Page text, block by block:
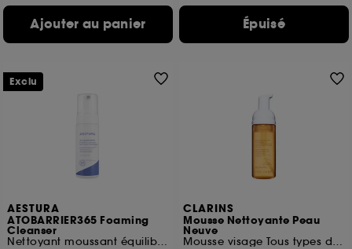
Ajouter au panier Épuisé
AESTURA
ATOBARRIER365 Foaming
Cleanser
Nettoyant moussant équilibre du pH
Exclu
CLARINS
Mousse Nettoyante Peau
Neuve
Mousse visage Tous types de peaux